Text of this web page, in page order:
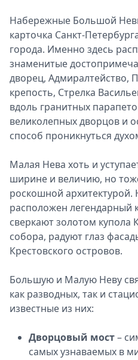
Набережные Большой
карточка Санкт-
города. Именно здесь
знаменитые
дворец, Адмиралтейство,
крепость, Стрелка
вдоль гранитных
великолепных дворцов и
способ проникнуться
Малая Нева хоть и
ширине и величию, но
роскошной архитектурой.
расположен легендарный
сверкают золотом купола
собора, радуют глаз
Крестовского островов.
Большую и Малую Неву
как разводных, так и
известные из них:
Дворцовый мост–
самых узнаваемых в